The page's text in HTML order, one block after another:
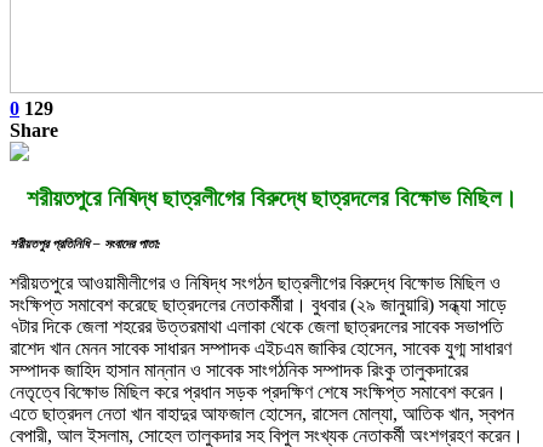
0 129
Share
শরীয়তপুরে নিষিদ্ধ ছাত্রলীগের বিরুদ্ধে ছাত্রদলের বিক্ষোভ মিছিল।
শরীয়তপুর প্রতিনিধি – সংবাদের পাতা:
শরীয়তপুরে আওয়ামীলীগের ও নিষিদ্ধ সংগঠন ছাত্রলীগের বিরুদ্ধে বিক্ষোভ মিছিল ও
সংক্ষিপ্ত সমাবেশ করেছে ছাত্রদলের নেতাকর্মীরা। বুধবার (২৯ জানুয়ারি) সন্ধ্যা সাড়ে
৭টার দিকে জেলা শহরের উত্তরমাথা এলাকা থেকে জেলা ছাত্রদলের সাবেক সভাপতি
রাশেদ খান মেনন সাবেক সাধারন সম্পাদক এইচএম জাকির হোসেন, সাবেক যুগ্ম সাধারণ
সম্পাদক জাহিদ হাসান মান্নান ও সাবেক সাংগঠনিক সম্পাদক রিংকু তালুকদারের
নেতৃত্বে বিক্ষোভ মিছিল করে প্রধান সড়ক প্রদক্ষিণ শেষে সংক্ষিপ্ত সমাবেশ করেন।
এতে ছাত্রদল নেতা খান বাহাদুর আফজাল হোসেন, রাসেল মোল্যা, আতিক খান, স্বপন
বেপারী, আল ইসলাম, সোহেল তালুকদার সহ বিপুল সংখ্যক নেতাকর্মী অংশগ্রহণ করেন।